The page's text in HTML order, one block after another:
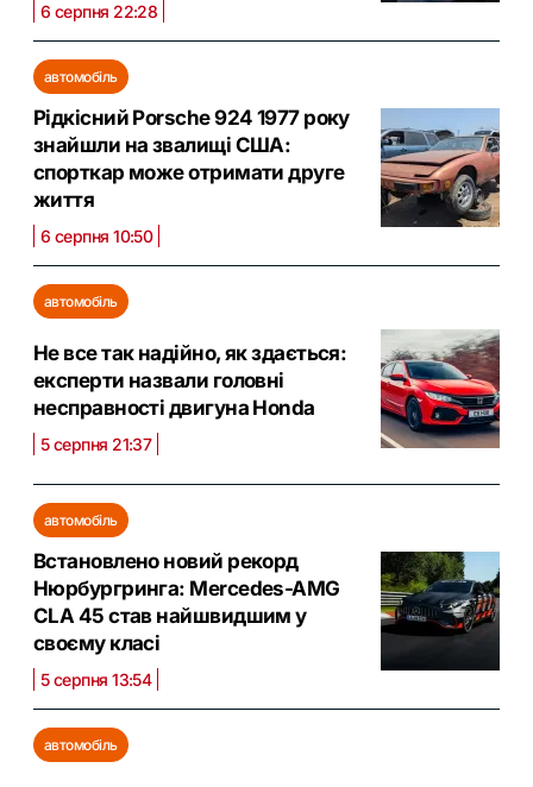
6 серпня 22:28
автомобіль
Рідкісний Porsche 924 1977 року
знайшли на звалищі США:
спорткар може отримати друге
життя
6 серпня 10:50
автомобіль
Не все так надійно, як здається:
експерти назвали головні
несправності двигуна Honda
5 серпня 21:37
автомобіль
Встановлено новий рекорд
Нюрбургринга: Mercedes-AMG
CLA 45 став найшвидшим у
своєму класі
5 серпня 13:54
автомобіль